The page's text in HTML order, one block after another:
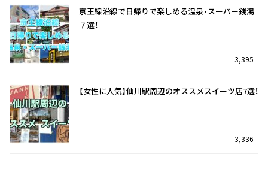
京王線沿線で日帰りで楽しめる温泉・スーパー銭湯
７選！
3,395
【女性に人気】仙川駅周辺のオススメスイーツ店7選！
3,336